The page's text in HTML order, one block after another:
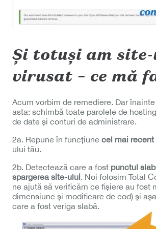
Și totuși am
virusat – ce mă
Acum vorbim de remediere. Dar
asta: schimbă toate parolele de
de date și conturi de administrare.
2a. Repune în funcțiune cel mai recent
ului tău.
2b. Detectează care a fost punctul
spargerea site-ului. Noi folosim Total
ne ajută să verificăm ce fișiere au fost
dimensiune și modificare de cod) și
care a fost veriga slabă.